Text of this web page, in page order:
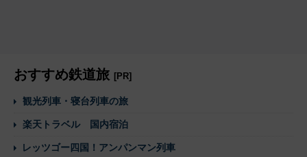
おすすめ鉄道旅 [PR]
観光列車・寝台列車の旅
楽天トラベル 国内宿泊
レッツゴー四国！アンパンマン列車